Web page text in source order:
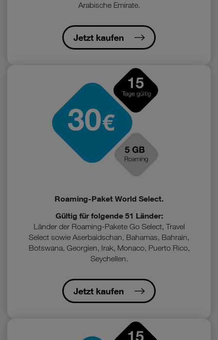
Arabische Emirate.
Jetzt kaufen
Roaming-Paket World Select.
Gültig für folgende 51 Länder:
Länder der Roaming-Pakete Go Select, Travel
Select sowie Aserbaidschan, Bahamas, Bahrain,
Botswana, Georgien, Irak, Monaco, Puerto Rico,
Seychellen.
Jetzt kaufen